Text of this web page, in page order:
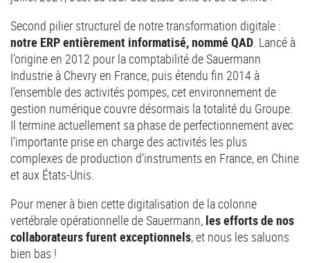
Second pilier structurel de notre transformation digitale :
notre ERP entièrement informatisé, nommé QAD. Lancé à
l’origine en 2012 pour la comptabilité de Sauermann
Industrie à Chevry en France, puis étendu fin 2014 à
l’ensemble des activités pompes, cet environnement de
gestion numérique couvre désormais la totalité du Groupe.
Il termine actuellement sa phase de perfectionnement avec
l’importante prise en charge des activités les plus
complexes de production d’instruments en France, en Chine
et aux États-Unis.
Pour mener à bien cette digitalisation de la colonne
vertébrale opérationnelle de Sauermann, les efforts de nos
collaborateurs furent exceptionnels, et nous les saluons
bien bas !